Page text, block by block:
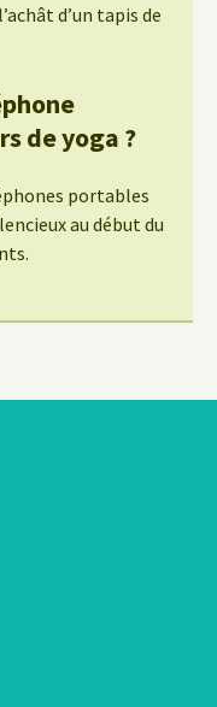
d’un tapis de
de yoga ?
portables
au début du